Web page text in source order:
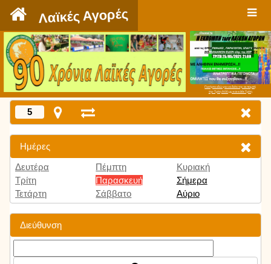
Λαϊκές Αγορές
Πατήστε εδώ για να δείτε την εκπομπή
την Τρίτη 9:00 μμ και κάθε Τρίτη
5
Ημέρες
Δευτέρα
Τρίτη
Τετάρτη
Πέμπτη
Παρασκευή
Σάββατο
Κυριακή
Σήμερα
Αύριο
Διεύθυνση